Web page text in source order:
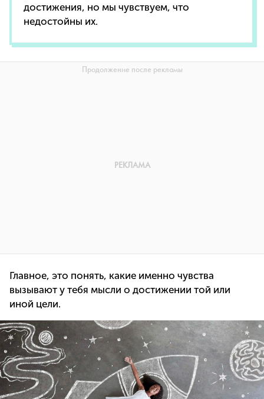
достижения, но мы чувствуем, что
недостойны их.
Главное, это понять, какие именно чувства
вызывают у тебя мысли о достижении той или
иной цели.